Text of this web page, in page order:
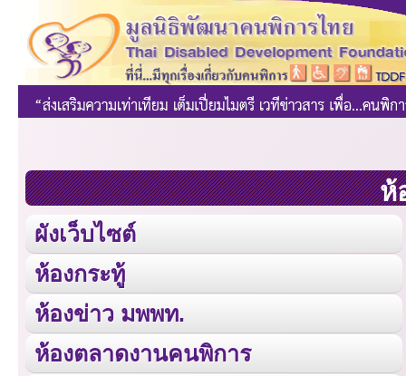
ห้
ผังเว็บไซต์
ห้องกระทู้
ห้องข่าว มพพท.
ห้องตลาดงานคนพิการ